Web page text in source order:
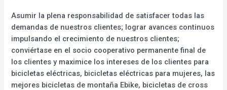
Asumir la plena responsabilidad de satisfacer todas las
demandas de nuestros clientes; lograr avances continuos
impulsando el crecimiento de nuestros clientes;
conviértase en el socio cooperativo permanente final de
los clientes y maximice los intereses de los clientes para
bicicletas eléctricas, bicicletas eléctricas para mujeres, las
mejores bicicletas de montaña Ebike, bicicletas de cross